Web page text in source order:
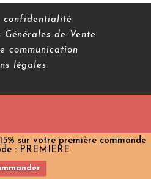
confidentialité
Générales de Vente
communication
légales
sur votre première commande
: PREMIERE